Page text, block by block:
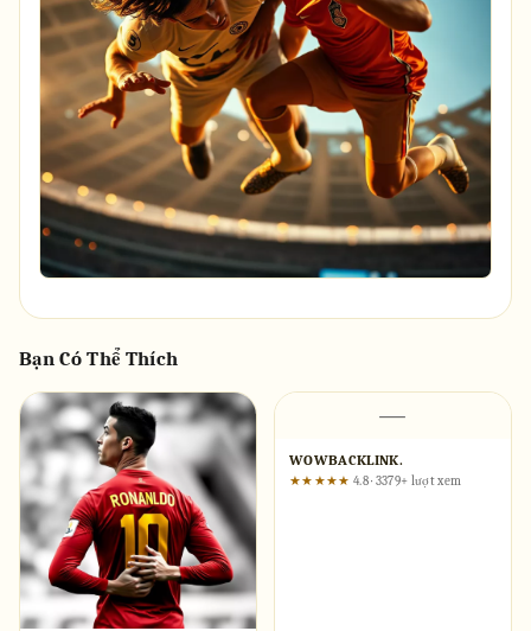
Bạn Có Thể Thích
—
WOWBACKLINK.
★★★★★ 4.8 · 3379+ lượt xem